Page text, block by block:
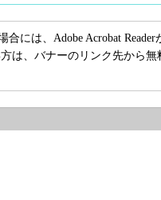
には、Adobe Acrobat Reader
方は、バナーのリンク先から